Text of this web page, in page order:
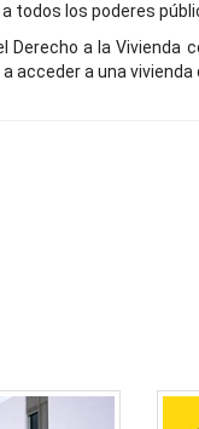
todos los poderes
Derecho a la
a una vivienda